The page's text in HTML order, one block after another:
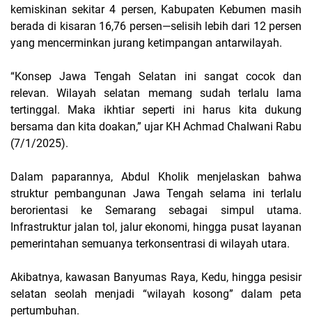
kemiskinan sekitar 4 persen, Kabupaten Kebumen masih
berada di kisaran 16,76 persen—selisih lebih dari 12 persen
yang mencerminkan jurang ketimpangan antarwilayah.
“Konsep Jawa Tengah Selatan ini sangat cocok dan
relevan. Wilayah selatan memang sudah terlalu lama
tertinggal. Maka ikhtiar seperti ini harus kita dukung
bersama dan kita doakan,” ujar KH Achmad Chalwani Rabu
(7/1/2025).
Dalam paparannya, Abdul Kholik menjelaskan bahwa
struktur pembangunan Jawa Tengah selama ini terlalu
berorientasi ke Semarang sebagai simpul utama.
Infrastruktur jalan tol, jalur ekonomi, hingga pusat layanan
pemerintahan semuanya terkonsentrasi di wilayah utara.
Akibatnya, kawasan Banyumas Raya, Kedu, hingga pesisir
selatan seolah menjadi “wilayah kosong” dalam peta
pertumbuhan.